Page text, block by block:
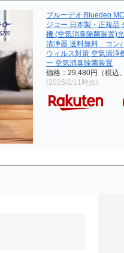
ブルーデオ Bluedeo
ジコー 日本製・正規品
機 (空気消臭除菌装置)
清浄器 送料無料 コン
ウィルス対策 空気清浄
ー 空気消臭除菌装置
価格：29,480円（税込
(2026/2/11時点)